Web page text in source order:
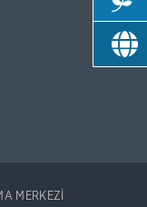
MERKEZİ